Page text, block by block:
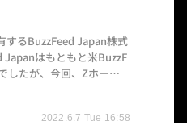
2022.6.7 Tue 16:58
するBuzzFeed Japan株式
Japanはもともと米BuzzF
したが、今回、Zホール